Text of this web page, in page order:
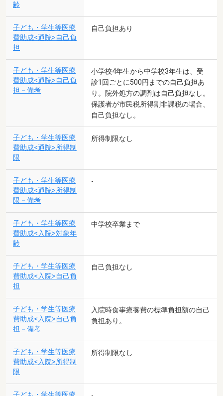
齢
子ども・学生等医療
費助成<通院>自己負
担
自己負担あり
子ども・学生等医療
費助成<通院>自己負
担－備考
小学校4年生から中学校3年生は、受
診1回ごとに500円までの自己負担あ
り。院外処方の調剤は自己負担なし。
保護者が市民税所得割非課税の場合、
自己負担なし。
子ども・学生等医療
費助成<通院>所得制
限
所得制限なし
子ども・学生等医療
費助成<通院>所得制
限－備考
-
子ども・学生等医療
費助成<入院>対象年
齢
中学校卒業まで
子ども・学生等医療
費助成<入院>自己負
担
自己負担なし
子ども・学生等医療
費助成<入院>自己負
担－備考
入院時食事療養費の標準負担額の自己
負担あり。
子ども・学生等医療
費助成<入院>所得制
限
所得制限なし